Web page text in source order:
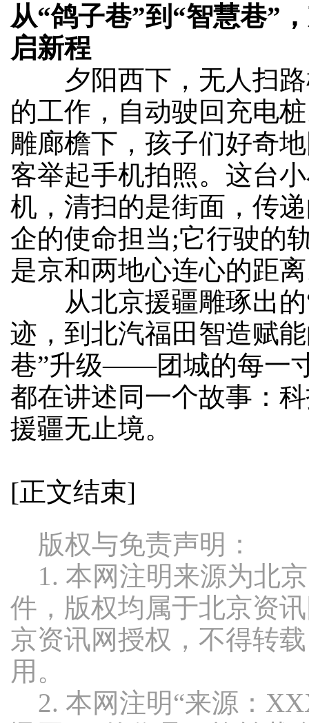
从“鸽子巷”到“智慧巷”
启新程
夕阳西下，无人扫路
的工作，自动驶回充电
雕廊檐下，孩子们好奇
客举起手机拍照。这台
机，清扫的是街面，传
企的使命担当;它行驶的
是京和两地心连心的距
从北京援疆雕琢出的
迹，到北汽福田智造赋
巷”升级——团城的每一
都在讲述同一个故事：
援疆无止境。
[正文结束]
版权与免责声明：
1. 本网注明来源为北
件，版权均属于北京资
京资讯网授权，不得转
用。
2. 本网注明“来源：